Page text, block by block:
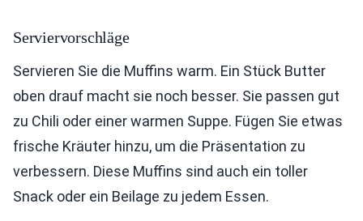
Serviervorschläge
Servieren Sie die Muffins warm. Ein Stück Butter
oben drauf macht sie noch besser. Sie passen gut
zu Chili oder einer warmen Suppe. Fügen Sie etwas
frische Kräuter hinzu, um die Präsentation zu
verbessern. Diese Muffins sind auch ein toller
Snack oder ein Beilage zu jedem Essen.